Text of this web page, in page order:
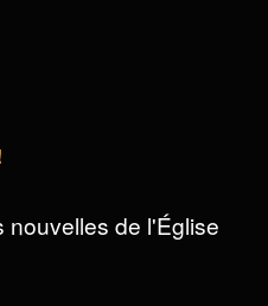
nouvelles de l'Église